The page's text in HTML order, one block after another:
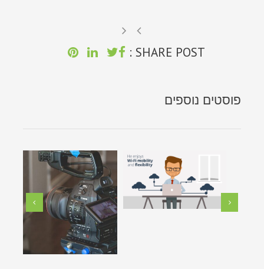
SHARE POST :
פוסטים נוספים